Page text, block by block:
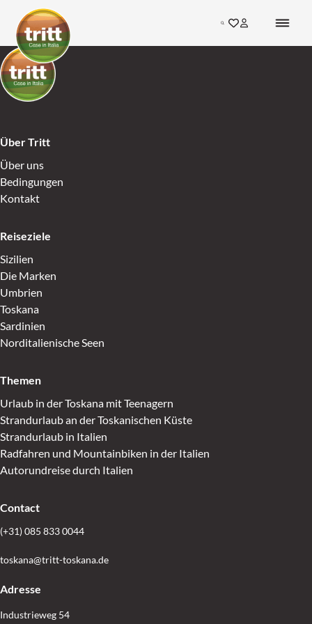
Skip to content
Go to Home
Search
Gehen Sie zu den
Inloggen bij
Go to Home
Über Tritt
Über uns
Bedingungen
Kontakt
Reiseziele
Sizilien
Die Marken
Umbrien
Toskana
Sardinien
Norditalienische Seen
Themen
Urlaub in der Toskana mit Teenagern
Strandurlaub an der Toskanischen Küste
Strandurlaub in Italien
Radfahren und Mountainbiken in der Italien
Autorundreise durch Italien
Contact
(+31) 085 833 0044
toskana@tritt-toskana.de
Adresse
Industrieweg 54